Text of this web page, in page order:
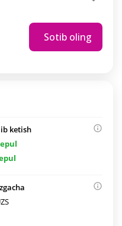
Sotib oling
ketish